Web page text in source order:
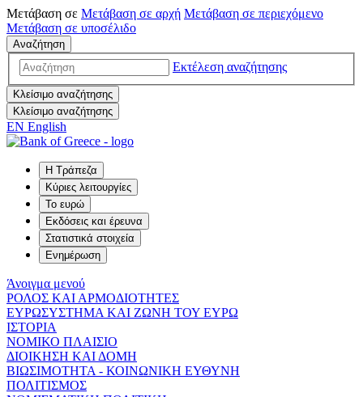
Μετάβαση σε Μετάβαση σε αρχή Μετάβαση σε περιεχόμενο
Μετάβαση σε υποσέλιδο
Αναζήτηση
Εκτέλεση αναζήτησης
Κλείσιμο αναζήτησης
Κλείσιμο αναζήτησης
EN English
Η Τράπεζα
Κύριες λειτουργίες
Το ευρώ
Εκδόσεις και έρευνα
Στατιστικά στοιχεία
Ενημέρωση
Άνοιγμα μενού
ΡΟΛΟΣ ΚΑΙ ΑΡΜΟΔΙΟΤΗΤΕΣ
ΕΥΡΩΣΥΣΤΗΜΑ ΚΑΙ ΖΩΝΗ ΤΟΥ ΕΥΡΩ
ΙΣΤΟΡΙΑ
ΝΟΜΙΚΟ ΠΛΑΙΣΙΟ
ΔΙΟΙΚΗΣΗ ΚΑΙ ΔΟΜΗ
ΒΙΩΣΙΜΟΤΗΤΑ - ΚΟΙΝΩΝΙΚΗ ΕΥΘΥΝΗ
ΠΟΛΙΤΙΣΜΟΣ